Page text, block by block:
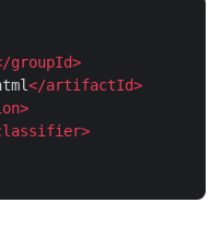
groupId>
</artifactId>
>
>